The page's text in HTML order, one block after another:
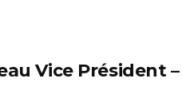
Vice Président –